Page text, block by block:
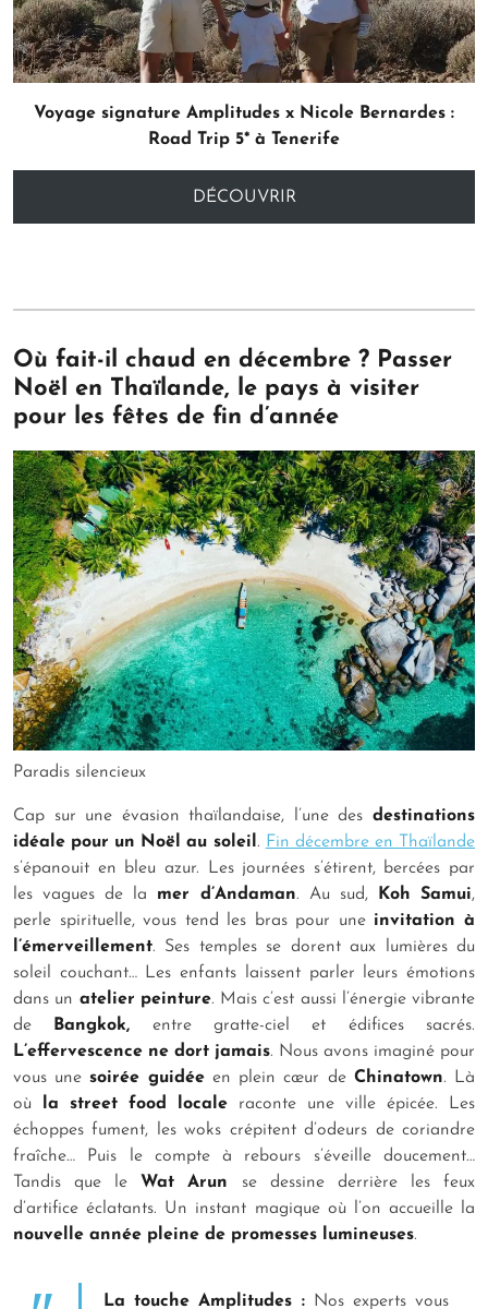
Voyage signature Amplitudes x Nicole Bernardes :
Road Trip 5* à Tenerife
DÉCOUVRIR
Où fait-il chaud en décembre ? Passer
Noël en Thaïlande, le pays à visiter
pour les fêtes de fin d’année
Paradis silencieux
Cap sur une évasion thaïlandaise, l’une des destinations
idéale pour un Noël au soleil . Fin décembre en Thaïlande
s’épanouit en bleu azur. Les journées s’étirent, bercées par
les vagues de la mer d’Andaman. Au sud, Koh Samui,
perle spirituelle, vous tend les bras pour uneinvitation à
l’émerveillement. Ses temples se dorent aux lumières du
soleil couchant… Les enfants laissent parler leurs émotions
dans un atelier peinture. Mais c’est aussi l’énergie vibrante
de
Bangkok, entre gratte-ciel et édifices sacrés.
L’effervescence ne dort jamais. Nous avons imaginé pour
vous unesoirée guidée en plein cœur de Chinatown. Là
où la street food locale raconte une ville épicée. Les
échoppes fument, les woks crépitent d’odeurs de coriandre
fraîche… Puis le compte à rebours s’éveille doucement…
Tandis que le Wat Arun se dessine derrière les feux
d’artifice éclatants. Un instant magique où l’on accueille la
nouvelle année pleine de promesses lumineuses.
La touche Amplitudes :Nos experts vous